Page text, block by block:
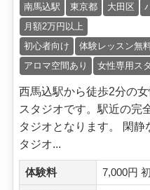
南馬込駅 東京都 大田区
月額2万円以上
初心者向け
体験レッスン無
アロマ空間あり
女性専用ス
西馬込駅から徒歩2分の
スタジオです。駅近の完
タジオとなります。 閑
タジオ...
体験料 7,000円